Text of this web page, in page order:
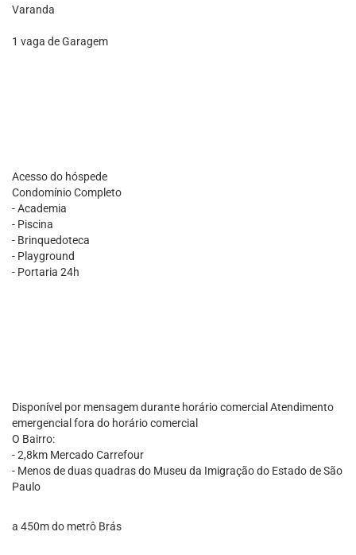
Varanda
1 vaga de Garagem
Acesso do hóspede
Condomínio Completo
- Academia
- Piscina
- Brinquedoteca
- Playground
- Portaria 24h
Disponível por mensagem durante horário comercial Atendimento
emergencial fora do horário comercial
O Bairro:
- 2,8km Mercado Carrefour
- Menos de duas quadras do Museu da Imigração do Estado de São
Paulo
a 450m do metrô Brás